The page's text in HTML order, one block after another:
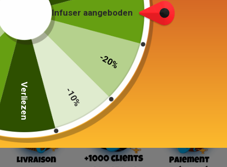
24 in voorraad
In winkelwagen
Infuser aangeboden
-20%
-10%
Verliezen